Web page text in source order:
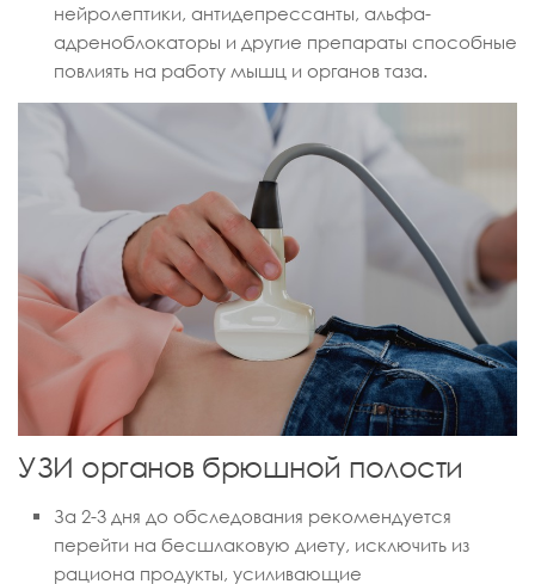
нейролептики, антидепрессанты, альфа-
адреноблокаторы и другие препараты способные
повлиять на работу мышц и органов таза.
УЗИ органов брюшной полости
За 2-3 дня до обследования рекомендуется
перейти на бесшлаковую диету, исключить из
рациона продукты, усиливающие